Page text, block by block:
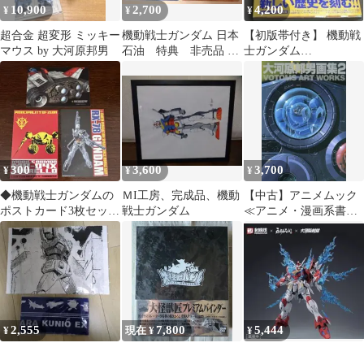
¥ 10,900
超合金 超変形 ミッキー
マウス by 大河原邦男
¥ 2,700
機動戦士ガンダム 日本
石油 特典 非売品 レ
男 ２枚セット
¥4,200
【初版帯付き】 機動戦
士ガンダム
THEORIGIN 1巻 安彦良
¥300
◆機動戦士ガンダムの
ポストカード3枚セット
◆ 富士急ハイランド大
河原邦男展
¥3,600
ＭI工房、完成品、機動
戦士ガンダム
¥3,700
【中古】アニメムック
≪アニメ・漫画系書籍
≫ 大河原邦男画集2
VOTOMS ART WORKS
¥2,555 現在 ¥7,800 ¥5,444